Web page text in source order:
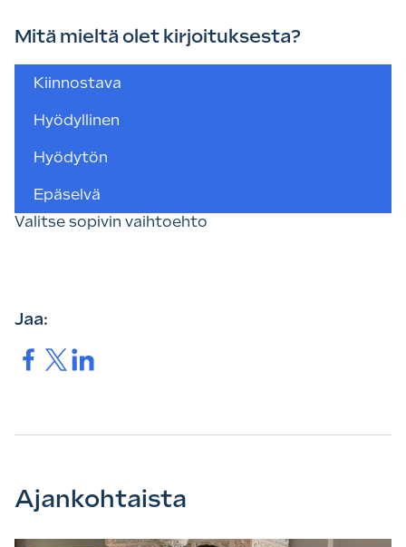
Mitä mieltä olet kirjoituksesta?
sopivin
Kiinnostava
Hyödyllinen
Hyödytön
Epäselvä
Valitse sopivin vaihtoehto
Jaa:
Jaa. Jaa.Jaa.
Ajankohtaista